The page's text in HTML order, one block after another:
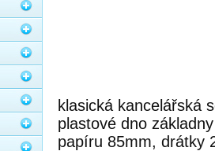
klasická kancelářská
plastové dno
papíru 85mm, drátky